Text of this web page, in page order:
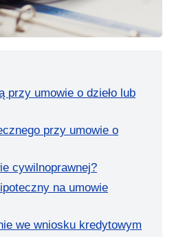
umowie o dzieło lub
przy umowie o
cywilnoprawnej?
na umowie
we wniosku kredytowym